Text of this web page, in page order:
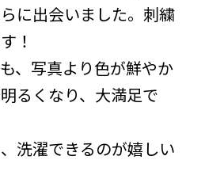
に出会いました。刺繍
！
、写真より色が鮮やか
るくなり、大満足で
洗濯できるのが嬉しい